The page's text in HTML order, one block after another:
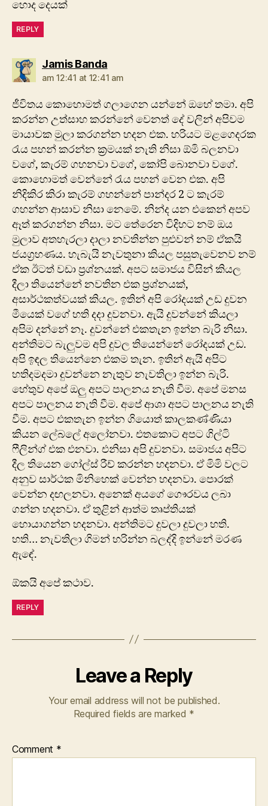
හොද දෙයක්
REPLY
Jamis Bandasays:
am 12:41 at 12:41 am
ජීවිතය කොහොමත් ගලාගෙන යන්නේ ඔහේ තමා. අපි
කරන්න උත්සාහ කරන්නේ වෙනත් දේ වලින් අපිවම
මායාවක මුලා කරගන්න හදන එක. හරියට මළගෙදරක
රැය පහන් කරන්න ක්‍රමයක් නැති නිසා ඕමි බලනවා
වගේ, කැරම් ගහනවා වගේ, කෝපි බොනවා වගේ.
කොහොමත් වෙන්නේ රැය පහන් වෙන එක. අපි
නිදිකිර කිරා කැරම් ගහන්නේ පාන්දර 2 ට කැරම්
ගහන්න ආසාව නිසා නෙමේ. නින්ද යන එකෙන් අපව
ඈත් කරගන්න නිසා. මට තේරෙන විදිහට නම් ඔය
මුලාව අතහැරලා දාලා නවතින්න පුළුවන් නම් ඒකයි
ජයග්‍රහණය. හැබැයි නැවතුනා කියල පසුතැවෙනව නම්
ඒක ඊටත් වඩා ප්‍රශ්නයක්. අපට සමාජය විසින් කියල
දීලා තියෙන්නේ නවතින එක ප්‍රශ්නයක්,
අසාර්ථකත්වයක් කියල. ඉතින් අපි රෝදයක් උඩ දුවන
මීයෙක් වගේ හති දදා දුවනවා. ඇයි දුවන්නේ කියලා
අපිම දන්නේ නෑ. දුවන්නේ එකතැන ඉන්න බැරි නිසා.
අන්තිමට බැලුවම අපි දුවල තියෙන්නේ රෝදයක් උඩ.
අපි ඉඳල තියෙන්නෙ එකම තැන. ඉතින් ඇයි අපිට
හතිදමදමා දුවන්නෙ නැතුව නැවතිලා ඉන්න බැරි.
හේතුව අපේ ඔලු අපට පාලනය නැති වීම. අපේ මනස
අපට පාලනය නැති වීම. අපේ ආශා අපට පාලනය නැති
වීම. අපට එකතැන ඉන්න ගියොත් කාලකණ්ණියා
කියන ලේබලේ අලෝනවා. එතකොට අපට ගිල්ටි
ෆීලින්ග් එක එනවා. එනිසා අපි දුවනවා. සමාජය අපිට
දීල තියෙන ගෝල්ස් රීච් කරන්න හදනවා. ඒ මිමි වලට
අනුව සාර්ථක මිනිහෙක් වෙන්න හදනවා. පොරක්
වෙන්න දඟලනවා. අනෙක් අයගේ ගෞරවය ලබා
ගන්න හදනවා. ඒ තුළින් ආත්ම තෘප්තියක්
හොයාගන්න හදනවා. අන්තිමට දුවලා දුවලා හති.
හති… නැවතිලා ගිමන් හරින්න බලද්දි ඉන්නේ මරණ
ඇඳේ.
ඕකයි අපේ කථාව.
REPLY
Leave a Reply
Your email address will not be published.
Required fields are marked *
Comment *